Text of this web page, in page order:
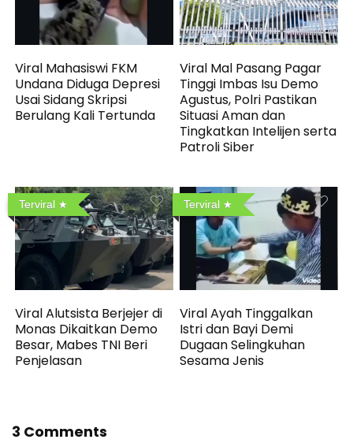
Viral Mahasiswi FKM
Undana Diduga Depresi
Usai Sidang Skripsi
Berulang Kali Tertunda
Viral Mal Pasang Pagar
Tinggi Imbas Isu Demo
Agustus, Polri Pastikan
Situasi Aman dan
Tingkatkan Intelijen serta
Patroli Siber
Terviral
Viral Alutsista Berjejer di
Monas Dikaitkan Demo
Besar, Mabes TNI Beri
Penjelasan
Terviral
Viral Ayah Tinggalkan
Istri dan Bayi Demi
Dugaan Selingkuhan
Sesama Jenis
3 Comments